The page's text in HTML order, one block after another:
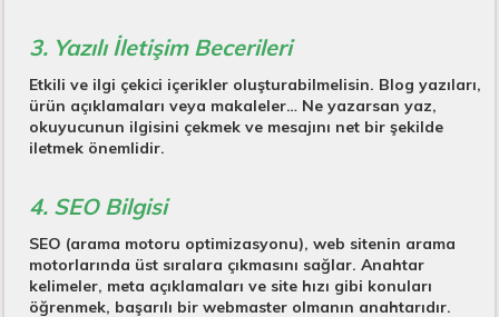
3. Yazılı İletişim Becerileri
Etkili ve ilgi çekici içerikler oluşturabilmelisin. Blog yazıları,
ürün açıklamaları veya makaleler… Ne yazarsan yaz,
okuyucunun ilgisini çekmek ve mesajını net bir şekilde
iletmek önemlidir.
4. SEO Bilgisi
SEO (arama motoru optimizasyonu), web sitenin arama
motorlarında üst sıralara çıkmasını sağlar. Anahtar
kelimeler, meta açıklamaları ve site hızı gibi konuları
öğrenmek, başarılı bir webmaster olmanın anahtarıdır.